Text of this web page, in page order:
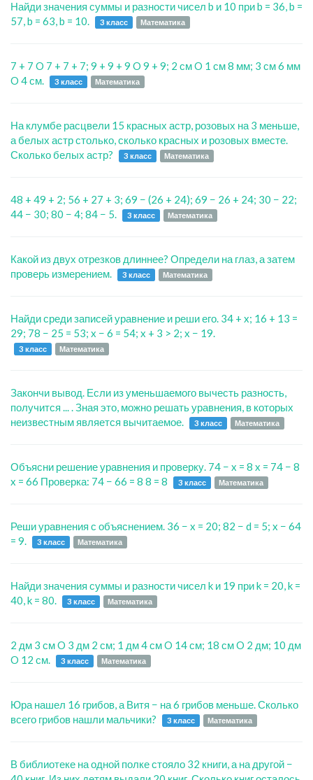
Найди значения суммы и разности чисел b и 10 при b = 36, b =
57, b = 63, b = 10.
3 класс Математика
7 + 7 O 7 + 7 + 7; 9 + 9 + 9 O 9 + 9; 2 см O 1 см 8 мм; 3 см 6 мм
O 4 см.
3 класс Математика
На клумбе расцвели 15 красных астр, розовых на 3 меньше,
а белых астр столько, сколько красных и розовых вместе.
Сколько белых астр?
3 класс Математика
48 + 49 + 2; 56 + 27 + 3; 69 − (26 + 24); 69 − 26 + 24; 30 − 22;
44 − 30; 80 − 4; 84 − 5.
3 класс Математика
Какой из двух отрезков длиннее? Определи на глаз, а затем
проверь измерением.
3 класс Математика
Найди среди записей уравнение и реши его. 34 + x; 16 + 13 =
29; 78 − 25 = 53; x − 6 = 54; x + 3 > 2; x − 19.
3 класс Математика
Закончи вывод. Если из уменьшаемого вычесть разность,
получится ... . Зная это, можно решать уравнения, в которых
неизвестным является вычитаемое.
3 класс Математика
Объясни решение уравнения и проверку. 74 − x = 8 x = 74 − 8
x = 66 Проверка: 74 − 66 = 8 8 = 8
3 класс Математика
Реши уравнения с объяснением. 36 − x = 20; 82 − d = 5; x − 64
= 9.
3 класс Математика
Найди значения суммы и разности чисел k и 19 при k = 20, k =
40, k = 80.
3 класс Математика
2 дм 3 см O 3 дм 2 см; 1 дм 4 см O 14 см; 18 см O 2 дм; 10 дм
O 12 см.
3 класс Математика
Юра нашел 16 грибов, а Витя − на 6 грибов меньше. Сколько
всего грибов нашли мальчики?
3 класс Математика
В библиотеке на одной полке стояло 32 книги, а на другой −